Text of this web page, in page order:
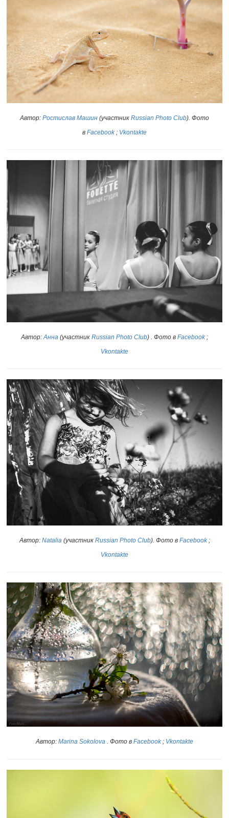
Автор: Ростислав Машин (участник Russian Photo Club). Фото
в Facebook; Vkontakte
Автор:Анна (участник Russian Photo Club) . Фото в Facebook;
Vkontakte
Автор: Natalia (участник Russian Photo Club). Фото в Facebook;
Vkontakte
Автор: Marina Sokolova . Фото в Facebook; Vkontakte